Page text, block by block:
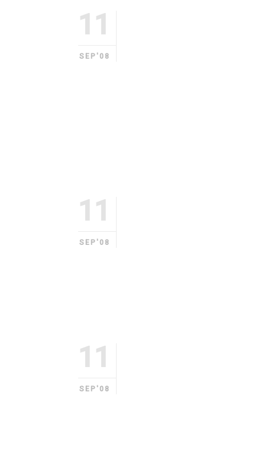
11
SEP'08
11
SEP'08
11
SEP'08